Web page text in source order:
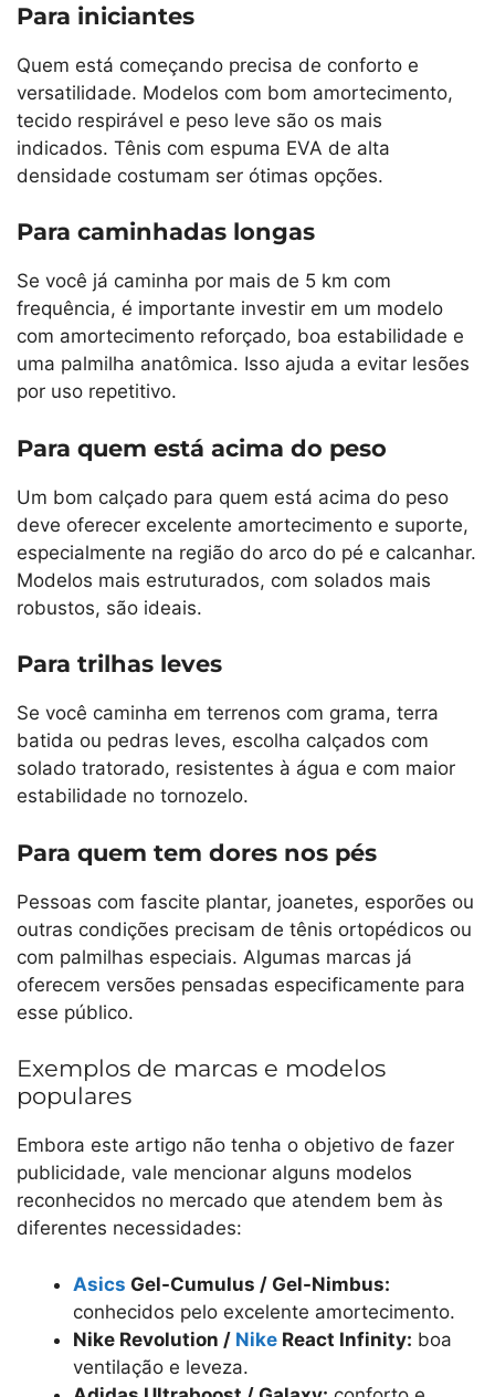
Para iniciantes
Quem está começando precisa de conforto e
versatilidade. Modelos com bom amortecimento,
tecido respirável e peso leve são os mais
indicados. Tênis com espuma EVA de alta
densidade costumam ser ótimas opções.
Para caminhadas longas
Se você já caminha por mais de 5 km com
frequência, é importante investir em um modelo
com amortecimento reforçado, boa estabilidade e
uma palmilha anatômica. Isso ajuda a evitar lesões
por uso repetitivo.
Para quem está acima do peso
Um bom calçado para quem está acima do peso
deve oferecer excelente amortecimento e suporte,
especialmente na região do arco do pé e calcanhar.
Modelos mais estruturados, com solados mais
robustos, são ideais.
Para trilhas leves
Se você caminha em terrenos com grama, terra
batida ou pedras leves, escolha calçados com
solado tratorado, resistentes à água e com maior
estabilidade no tornozelo.
Para quem tem dores nos pés
Pessoas com fascite plantar, joanetes, esporões ou
outras condições precisam de tênis ortopédicos ou
com palmilhas especiais. Algumas marcas já
oferecem versões pensadas especificamente para
esse público.
Exemplos de marcas e modelos
populares
Embora este artigo não tenha o objetivo de fazer
publicidade, vale mencionar alguns modelos
reconhecidos no mercado que atendem bem às
diferentes necessidades:
Asics Gel-Cumulus / Gel-Nimbus:
conhecidos pelo excelente amortecimento.
Nike Revolution / Nike React Infinity: boa
ventilação e leveza.